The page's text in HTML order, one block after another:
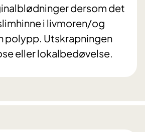
dersom det
i livmoren/og
polypp. Utskrapningen
eller lokalbedøvelse.